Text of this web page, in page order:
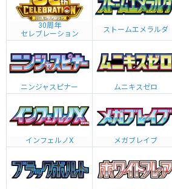
30周年
セレブレーション
ストームエメラルダ
ニンジャスピナー ムニキスゼロ
インフェルノX メガブレイブ